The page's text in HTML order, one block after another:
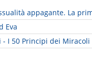
appagante. La
Eva
- I 50 Principi dei Miracoli